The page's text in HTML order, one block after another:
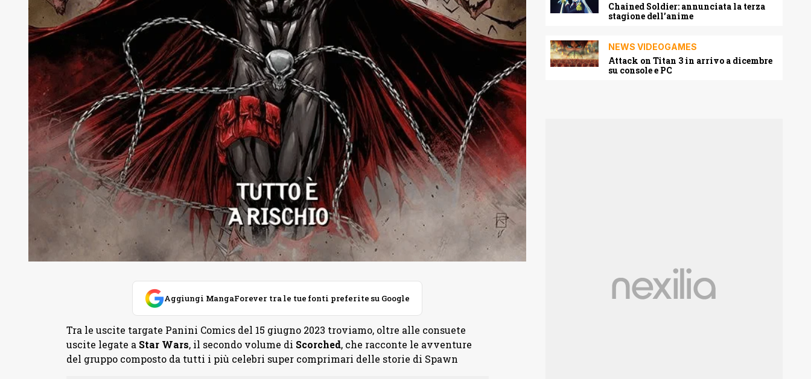
Aggiungi MangaForever tra le tue fonti preferite su Google
Tra le uscite targate Panini Comics del 15 giugno 2023 troviamo, oltre alle consuete
uscite legate a Star Wars, il secondo volume di Scorched, che racconte le avventure
del gruppo composto da tutti i più celebri super comprimari delle storie di Spawn
Chained Soldier: annunciata la terza
stagione dell’anime
NEWS VIDEOGAMES
Attack on Titan 3 in arrivo a dicembre
su console e PC